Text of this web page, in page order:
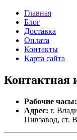
Главная
Блог
Доставка
Оплата
Контакты
Карта сайта
Контактная
Рабочие часы:
Адрес: г.
Пивзавод, ст.